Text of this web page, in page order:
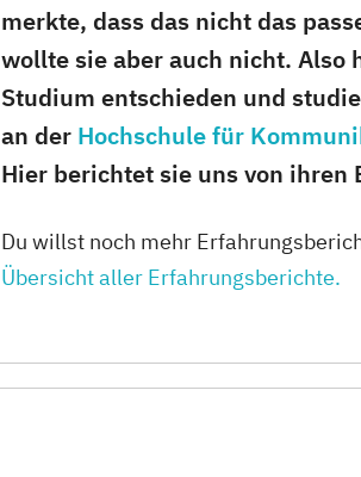
merkte, dass das nicht das
wollte sie aber auch nicht. Also
Studium entschieden und
an der Hochschule für
Hier berichtet sie uns von ihren
Du willst noch mehr
Übersicht aller Erfahrungsberichte.